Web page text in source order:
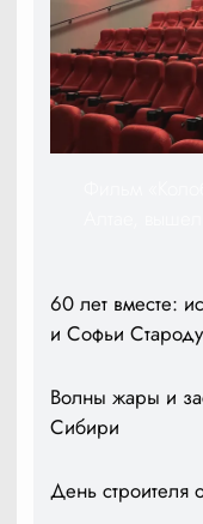
60 лет вместе:
и Софьи
Волны жары и
Сибири
День строителя